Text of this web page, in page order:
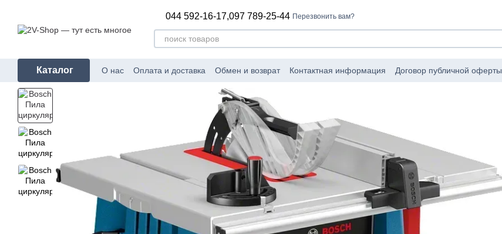
044 592-16-17,097 789-25-44 Перезвонить вам?
Каталог О нас Оплата и доставка Обмен и возврат Контактная информация Договор публичной оферты